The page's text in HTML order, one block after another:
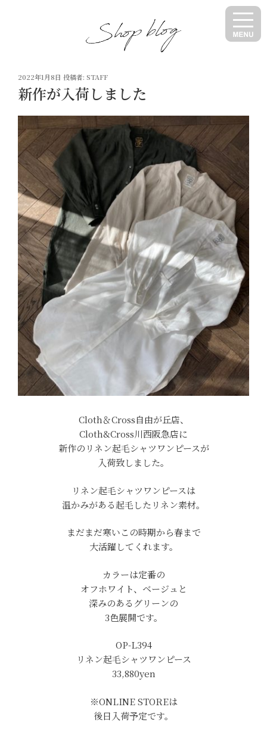
投
稿
日:
2022年1月8日 投稿者: STAFF
新作が入荷しました
Cloth＆Cross自由が丘店、
Cloth&Cross川西阪急店に
新作のリネン起毛シャツワンピースが
入荷致しました。
リネン起毛シャツワンピースは
温かみがある起毛したリネン素材。
まだまだ寒いこの時期から春まで
大活躍してくれます。
カラーは定番の
オフホワイト、ベージュと
深みのあるグリーンの
3色展開です。
OP-L394
リネン起毛シャツワンピース
33,880yen
※ONLINE STOREは
後日入荷予定です。